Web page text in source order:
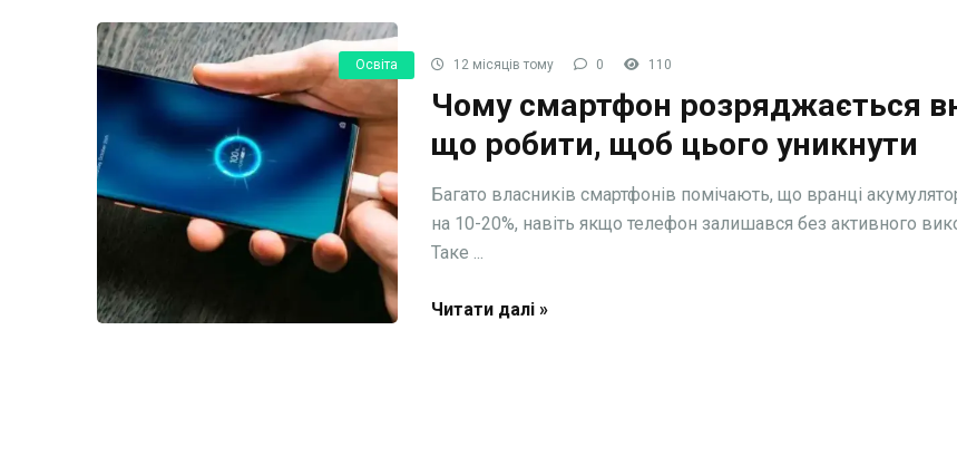
Освіта 12 місяців тому 0 110
Чому смартфон розряджається
що робити, щоб цього уникнути
Багато власників смартфонів помічають, що вранці
на 10-20%, навіть якщо телефон залишався без активного
Таке ...
Читати далі »